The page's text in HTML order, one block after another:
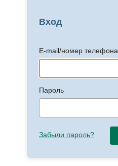
Вход
E-mail/номер телефона
Пароль
Забыли пароль?